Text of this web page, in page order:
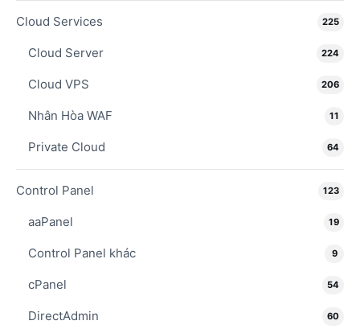
Cloud Services 225
Cloud Server 224
Cloud VPS 206
Nhân Hòa WAF 11
Private Cloud 64
Control Panel 123
aaPanel 19
Control Panel khác 9
cPanel 54
DirectAdmin 60